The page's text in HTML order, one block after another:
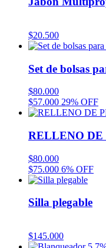
$20.500
Set de bolsas
$80.000
$57.000 29% OFF
RELLENO
$80.000
$75.000 6% OFF
Silla plegable
$145.000